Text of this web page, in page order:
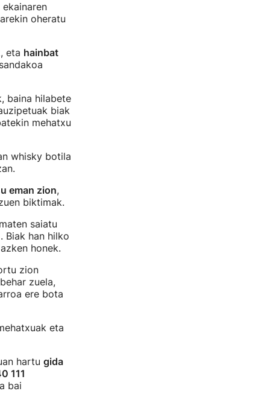
oheratu
eta hainbat
baina hilabete
biak
mehatxu
whisky botila
eman zion,
biktimak.
saiatu
Biak han hilko
honek.
zion
zuela,
ere bota
eta
hartu gida
111
bai